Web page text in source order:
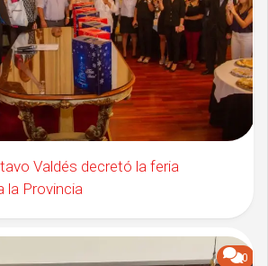
Valdés decretó la feria
la Provincia
0